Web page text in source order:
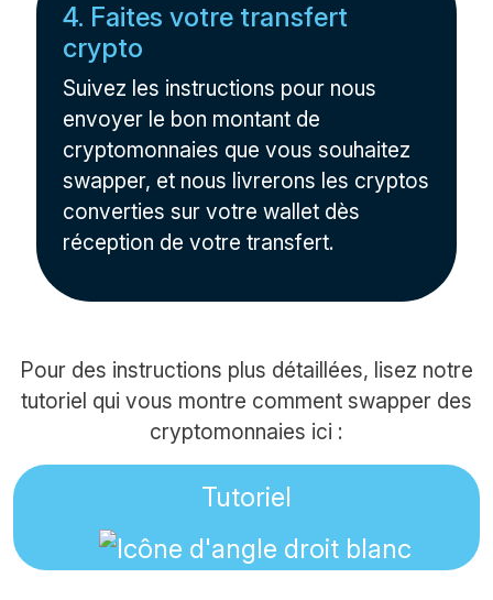
4. Faites votre transfert
crypto
Suivez les instructions pour nous
envoyer le bon montant de
cryptomonnaies que vous souhaitez
swapper, et nous livrerons les cryptos
converties sur votre wallet dès
réception de votre transfert.
Pour des instructions plus détaillées, lisez notre
tutoriel qui vous montre comment swapper des
cryptomonnaies ici :
Tutoriel